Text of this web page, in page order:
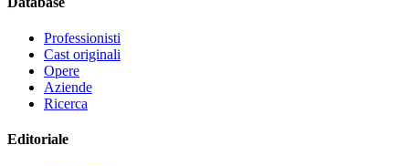
Professionisti
Cast originali
Opere
Aziende
Ricerca
Editoriale